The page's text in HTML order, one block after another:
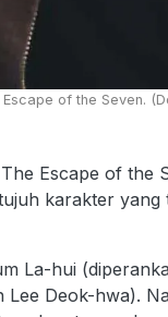
of the Seven.
Escape of the
karakter yang
La-hui
Deok-hwa).